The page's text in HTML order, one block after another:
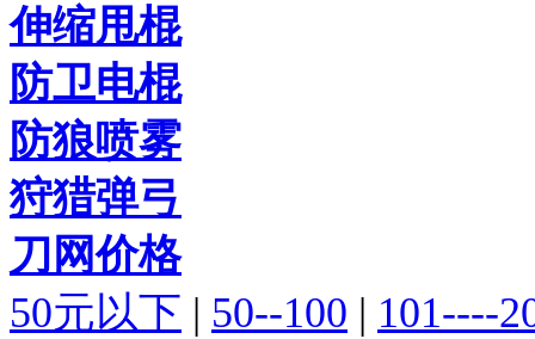
伸缩甩棍
防卫电棍
防狼喷雾
狩猎弹弓
刀网价格
50元以下 | 50--100 | 101----